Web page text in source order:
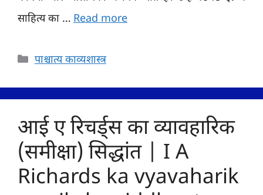
साहित्य का … Read more
Categories
पाश्चात्य काव्यशास्त्र
आई ए रिचर्ड्स का व्यावहारिक
(समीक्षा) सिद्धांत | I A
Richards ka vyavaharik